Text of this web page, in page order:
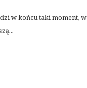
w końcu taki moment, w